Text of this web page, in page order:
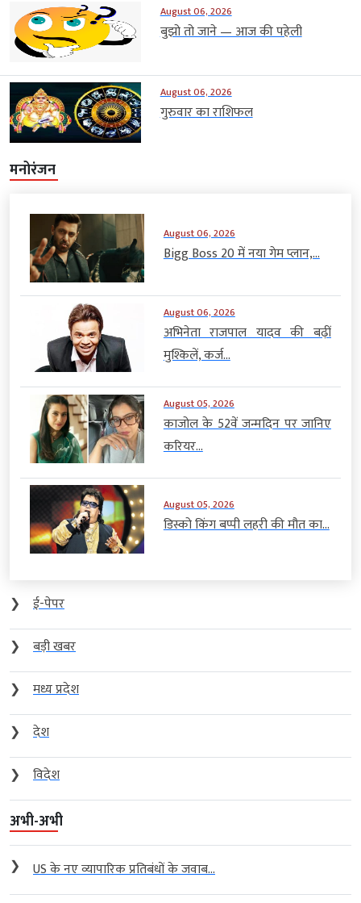
August 06, 2026
बुझो तो जाने — आज की पहेली
August 06, 2026
गुरुवार का राशिफल
मनोरंजन
August 06, 2026
Bigg Boss 20 में नया गेम प्लान,...
August 06, 2026
अभिनेता राजपाल यादव की बढ़ीं
मुश्किलें, कर्ज...
August 05, 2026
काजोल के 52वें जन्मदिन पर जानिए
करियर...
August 05, 2026
डिस्को किंग बप्पी लहरी की मौत का...
❯
ई-पेपर
❯
बड़ी खबर
❯
मध्य प्रदेश
❯
देश
❯
विदेश
अभी-अभी
❯ US के नए व्यापारिक प्रतिबंधों के जवाब...